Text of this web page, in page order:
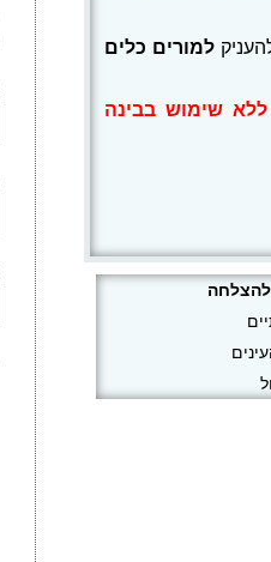
למורים כלים
ללא שימוש בבינה
להצלחה